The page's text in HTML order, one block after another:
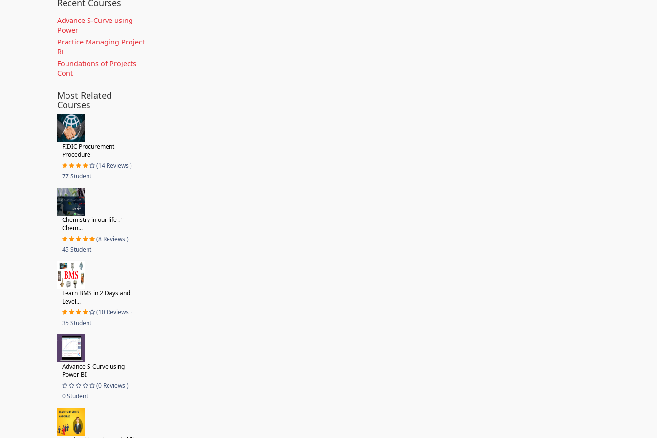
Recent Courses
Advance S-Curve using
Power
Practice Managing Project
Ri
Foundations of Projects
Cont
Most Related
Courses
FIDIC Procurement
Procedure
(14 Reviews )
77 Student
Chemistry in our life : "
Chem...
(8 Reviews )
45 Student
Learn BMS in 2 Days and
Level...
(10 Reviews )
35 Student
Advance S-Curve using
Power BI
(0 Reviews )
0 Student